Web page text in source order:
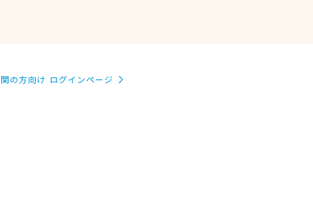
の方向け ログインページ